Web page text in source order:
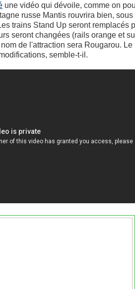
une vidéo qui dévoile, comme on
russe Mantis rouvrira bien, sous
trains Stand Up seront remplacés
seront changées (rails orange et
de l'attraction sera Rougarou. Le
semble-t-il.